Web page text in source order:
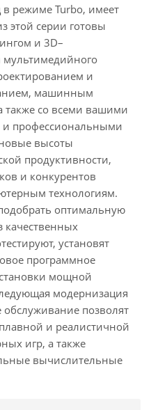
режиме Turbo, имеет
этой серии готовы
и 3D–
и
машинным
также со всеми вашими
профессиональными
высоты
продуктивности,
и конкурентов
технологиям.
оптимальную
качественных
установят
программное
мощной
модернизация
обслуживание позволят
и реалистичной
игр, а также
вычислительные